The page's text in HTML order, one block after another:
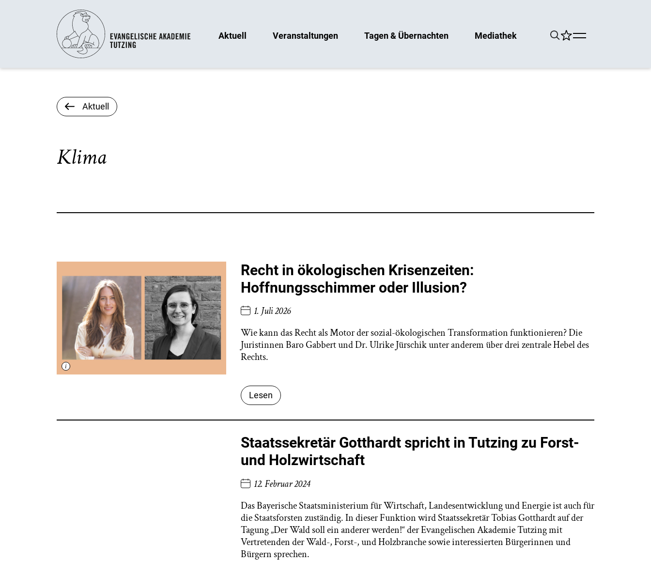
Aktuell Veranstaltungen Tagen & Übernachten Mediathek
Aktuell
Klima
Recht in ökologischen Krisenzeiten:
Hoffnungsschimmer oder Illusion?
1. Juli 2026
Wie kann das Recht als Motor der sozial-ökologischen Transformation funktionieren? Die
Juristinnen Baro Gabbert und Dr. Ulrike Jürschik unter anderem über drei zentrale Hebel des
Rechts.
Lesen
Staatssekretär Gotthardt spricht in Tutzing zu Forst-
und Holzwirtschaft
12. Februar 2024
Das Bayerische Staatsministerium für Wirtschaft, Landesentwicklung und Energie ist auch für
die Staatsforsten zuständig. In dieser Funktion wird Staatssekretär Tobias Gotthardt auf der
Tagung „Der Wald soll ein anderer werden!“ der Evangelischen Akademie Tutzing mit
Vertretenden der Wald-, Forst-, und Holzbranche sowie interessierten Bürgerinnen und
Bürgern sprechen.